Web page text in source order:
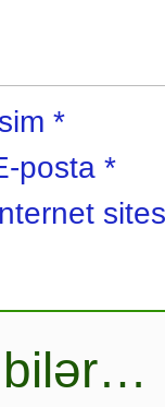
*
posta *
bilər…